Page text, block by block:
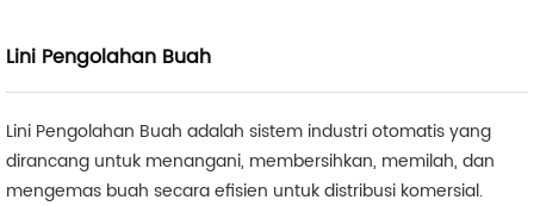
Lini Pengolahan Buah
Lini Pengolahan Buah adalah sistem industri otomatis yang
dirancang untuk menangani, membersihkan, memilah, dan
mengemas buah secara efisien untuk distribusi komersial.